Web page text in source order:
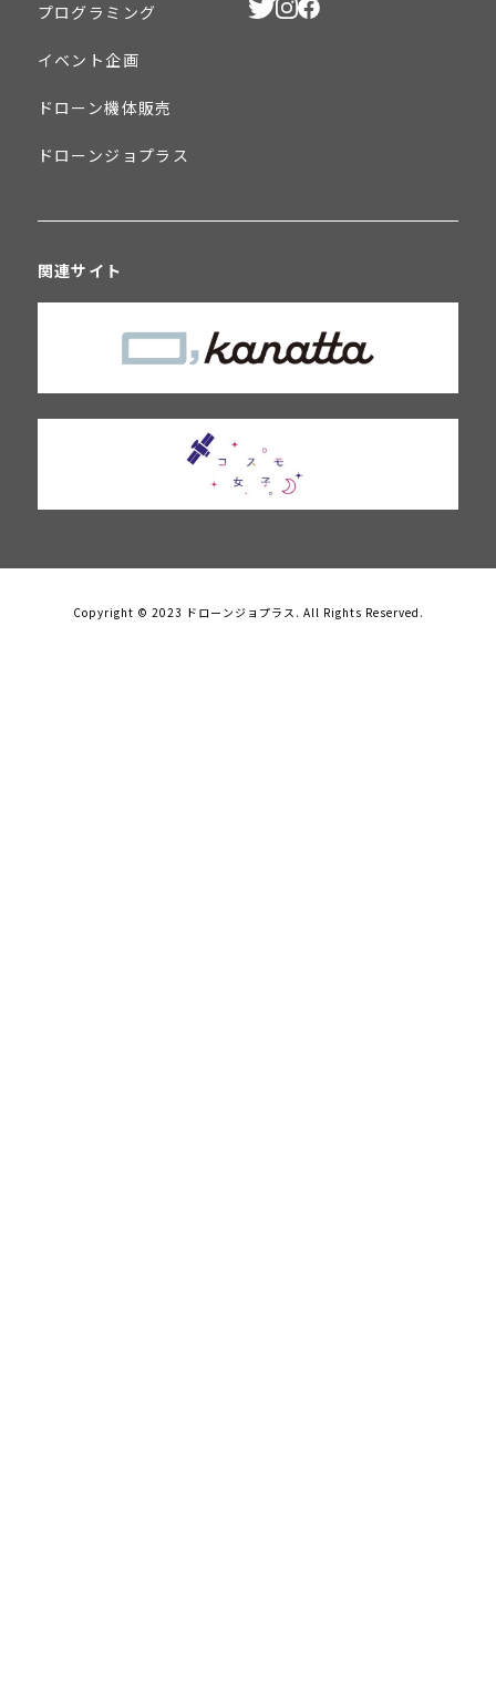
プログラミング
イベント企画
ドローン機体販売
ドローンジョプラス
関連サイト
Copyright © 2023 ドローンジョプラス. All Rights Reserved.